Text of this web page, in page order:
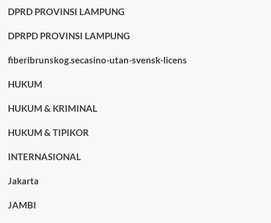
DPRD PROVINSI LAMPUNG
DPRPD PROVINSI LAMPUNG
fiberibrunskog.secasino-utan-svensk-licens
HUKUM
HUKUM & KRIMINAL
HUKUM & TIPIKOR
INTERNASIONAL
Jakarta
JAMBI